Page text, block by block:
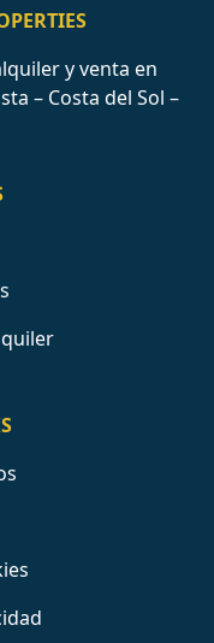
y venta en
– Costa del Sol –